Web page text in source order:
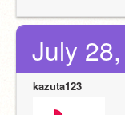
July
kazuta123